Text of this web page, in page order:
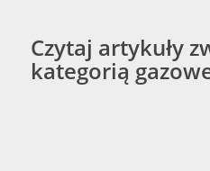
Czytaj artykuły
kategorią